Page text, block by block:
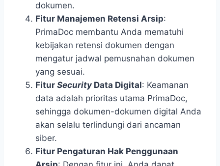
dokumen.
Fitur Manajemen Retensi Arsip:
PrimaDoc membantu Anda mematuhi
kebijakan retensi dokumen dengan
mengatur jadwal pemusnahan dokumen
yang sesuai.
Fitur Security Data Digital: Keamanan
data adalah prioritas utama PrimaDoc,
sehingga dokumen-dokumen digital Anda
akan selalu terlindungi dari ancaman
siber.
Fitur Pengaturan Hak Penggunaan